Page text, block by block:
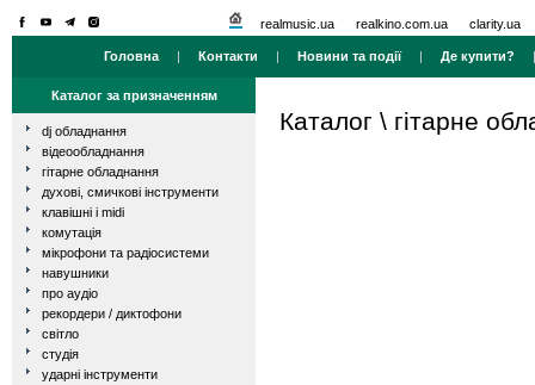
realmusic.ua realkino.com.ua clarity.ua
Головна | Контакти | Новини та події| Де купити?
Каталог за призначенням
dj обладнання
відеообладнання
гітарне обладнання
духові, смичкові інструменти
клавішні і midi
комутація
мікрофони та радіосистеми
навушники
про аудіо
рекордери / диктофони
світло
студія
ударні інструменти
Каталог \ гітарне